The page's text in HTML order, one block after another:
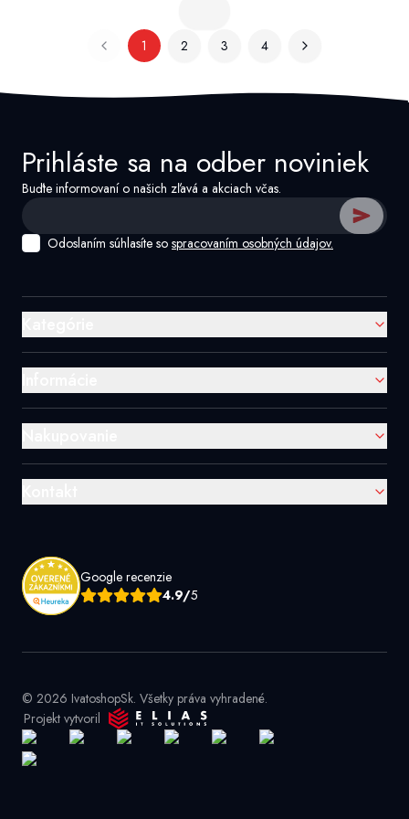
1 2 3 4
Prihláste sa na odber noviniek
Buďte informovaní o našich zľavá a akciach včas.
Odoslaním súhlasíte so spracovaním osobných údajov.
Google recenzie
4.9/5
© 2026 IvatoshopSk. Všetky práva vyhradené.
Projekt vytvoril